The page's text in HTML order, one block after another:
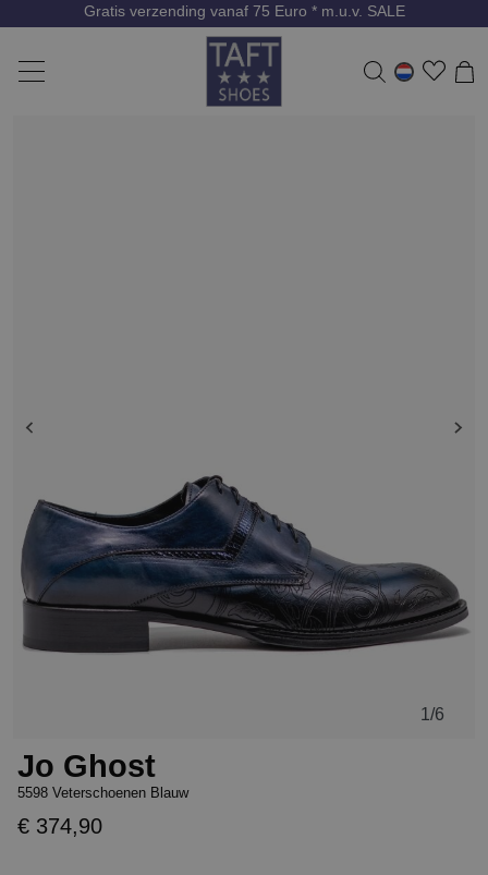
Gratis verzending vanaf 75 Euro * m.u.v. SALE
1 /6
Jo Ghost
5598 Veterschoenen Blauw
€ 374,90